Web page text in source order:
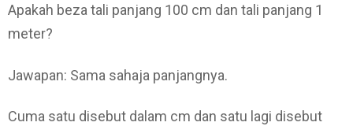
Apakah beza tali panjang 100 cm dan tali panjang 1
meter?
Jawapan: Sama sahaja panjangnya.
Cuma satu disebut dalam cm dan satu lagi disebut